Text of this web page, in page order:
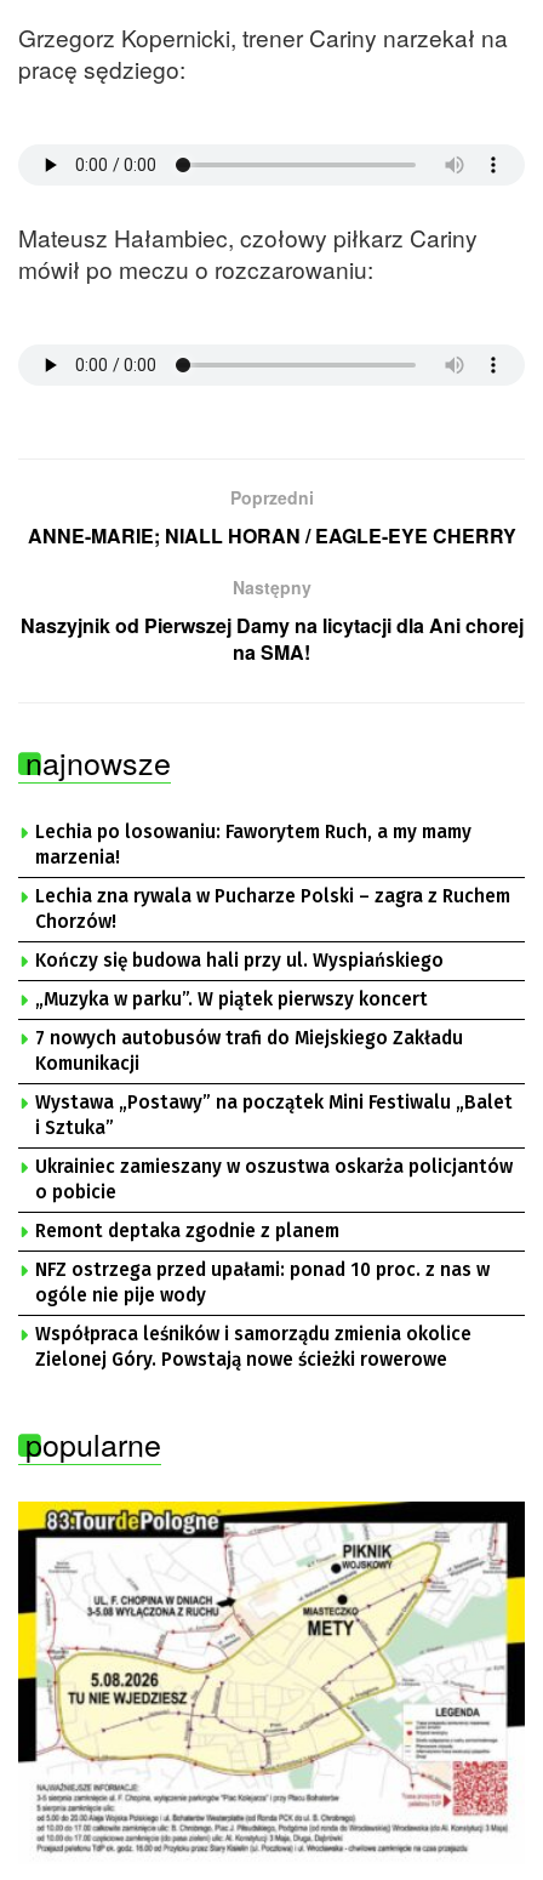
Grzegorz Kopernicki, trener Cariny narzekał na
pracę sędziego:
Mateusz Hałambiec, czołowy piłkarz Cariny
mówił po meczu o rozczarowaniu:
Poprzedni
ANNE-MARIE; NIALL HORAN / EAGLE-EYE CHERRY
Następny
Naszyjnik od Pierwszej Damy na licytacji dla Ani chorej
na SMA!
najnowsze
Lechia po losowaniu: Faworytem Ruch, a my mamy
marzenia!
Lechia zna rywala w Pucharze Polski – zagra z Ruchem
Chorzów!
Kończy się budowa hali przy ul. Wyspiańskiego
„Muzyka w parku”. W piątek pierwszy koncert
7 nowych autobusów trafi do Miejskiego Zakładu
Komunikacji
Wystawa „Postawy” na początek Mini Festiwalu „Balet
i Sztuka”
Ukrainiec zamieszany w oszustwa oskarża policjantów
o pobicie
Remont deptaka zgodnie z planem
NFZ ostrzega przed upałami: ponad 10 proc. z nas w
ogóle nie pije wody
Współpraca leśników i samorządu zmienia okolice
Zielonej Góry. Powstają nowe ścieżki rowerowe
popularne